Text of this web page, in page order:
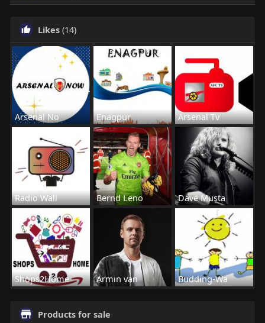
Likes (14)
Arsenal No Enagpur Arsenal Tv
Radio Wall Bernd Leno Dave Musta
Shops2Home Armin van Budding-Wa
Products for sale